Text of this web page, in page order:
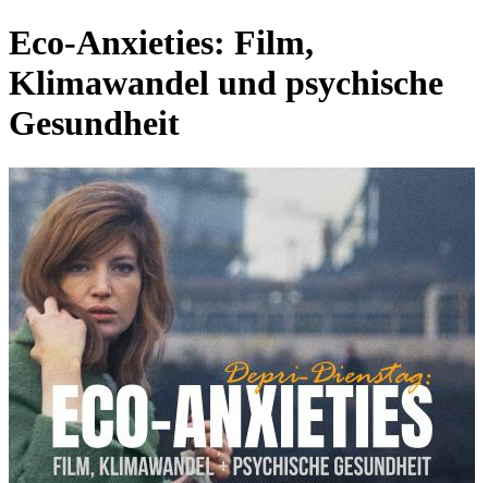
Eco-Anxieties: Film,
Klimawandel und psychische
Gesundheit